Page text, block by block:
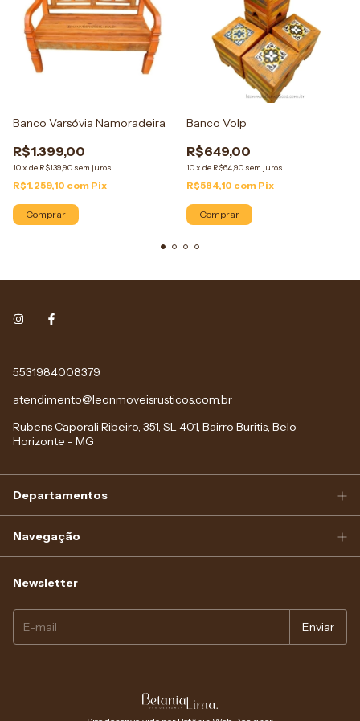
Banco Varsóvia Namoradeira
R$1.399,00
10x de R$139,90 sem juros
R$1.259,10 com Pix
Comprar
Banco Volp
R$649,00
10x de R$64,90 sem juros
R$584,10 com Pix
Comprar
5531984008379
atendimento@leonmoveisrusticos.com.br
Rubens Caporali Ribeiro, 351, SL 401, Bairro Buritis, Belo
Horizonte - MG
Departamentos
Navegação
Newsletter